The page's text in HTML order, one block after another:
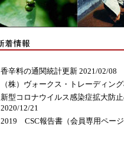
香辛料の通関統計更新 2021/02/08
（株）ヴォークス・トレーディン
新型コロナウイルス感染症拡大防
2020/12/21
2019 CSC報告書（会員専用ペー